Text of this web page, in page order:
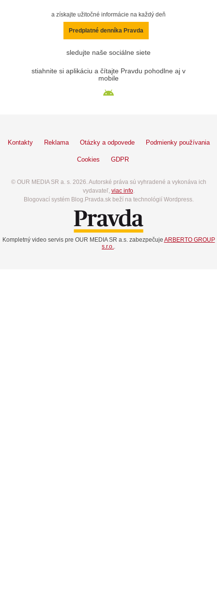
a získajte užitočné informácie na každý deň
Predplatné denníka Pravda
sledujte naše sociálne siete
stiahnite si aplikáciu a čítajte Pravdu pohodlne aj v
mobile
Kontakty Reklama Otázky a odpovede Podmienky používania
Cookies GDPR
© OUR MEDIA SR a. s. 2026. Autorské práva sú vyhradené a vykonáva ich
vydavateľ, viac info.
Blogovací systém Blog.Pravda.sk beží na technológií Wordpress.
Kompletný video servis pre OUR MEDIA SR a.s. zabezpečuje ARBERTO GROUP
s.r.o..